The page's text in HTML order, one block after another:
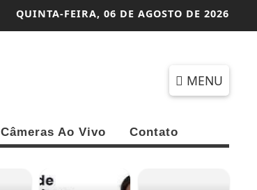
QUINTA-FEIRA, 06 DE AGOSTO DE 2026
MENU
Câmeras Ao Vivo Contato